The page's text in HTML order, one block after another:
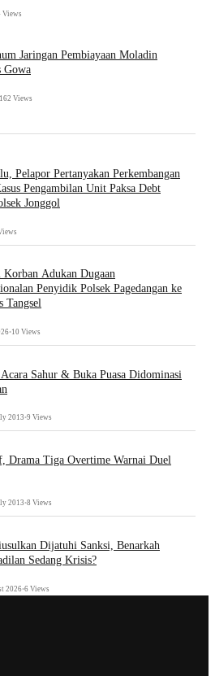
Views
Jaringan Pembiayaan Moladin
Gowa
162 Views
Pelapor Pertanyakan Perkembangan
Pengambilan Unit Paksa Debt
Jonggol
Korban Adukan Dugaan
Penyidik Polsek Pagedangan ke
Tangsel
•10 Views
Sahur & Buka Puasa Didominasi
2013 •9 Views
Drama Tiga Overtime Warnai Duel
2013 •8 Views
Dijatuhi Sanksi, Benarkah
Sedang Krisis?
2026•6 Views